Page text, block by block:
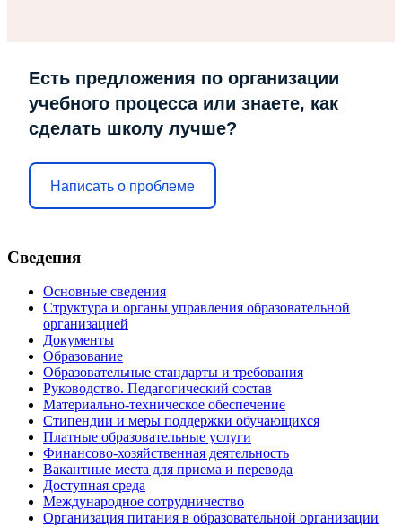
Есть предложения по организации
учебного процесса или знаете, как
сделать школу лучше?
Написать о проблеме
Сведения
Основные сведения
Структура и органы управления образовательной
организацией
Документы
Образование
Образовательные стандарты и требования
Руководство. Педагогический состав
Материально-техническое обеспечение
Стипендии и меры поддержки обучающихся
Платные образовательные услуги
Финансово-хозяйственная деятельность
Вакантные места для приема и перевода
Доступная среда
Международное сотрудничество
Организация питания в образовательной организации